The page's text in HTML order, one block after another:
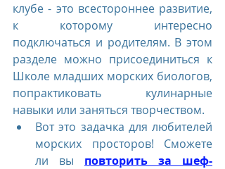
клубе - это всестороннее развитие,
к которому интересно
подключаться и родителям. В этом
разделе можно присоединиться к
Школе младших морских биологов,
попрактиковать кулинарные
навыки или заняться творчеством.
Вот это задачка для любителей
морских просторов! Сможете
ли вы повторить за шеф-